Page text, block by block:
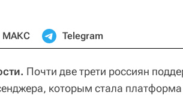
МАКС Telegram
Почти две трети россиян
которым стала